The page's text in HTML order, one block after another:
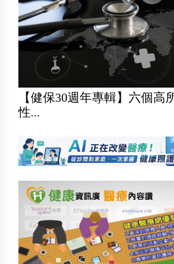
【健保30週年專輯】六個高
性...